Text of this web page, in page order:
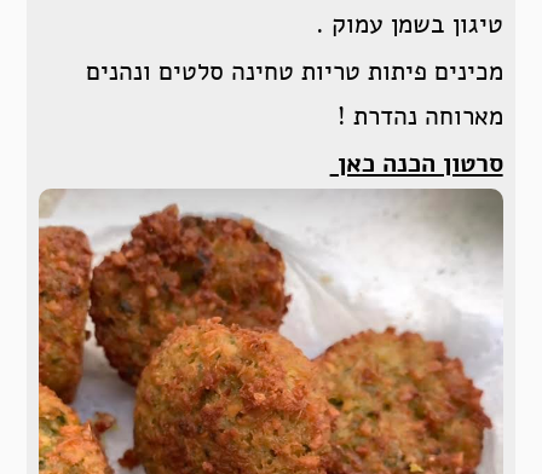
טיגון בשמן עמוק .
מכינים פיתות טריות טחינה סלטים ונהנים
מארוחה נהדרת !
סרטון הכנה כאן